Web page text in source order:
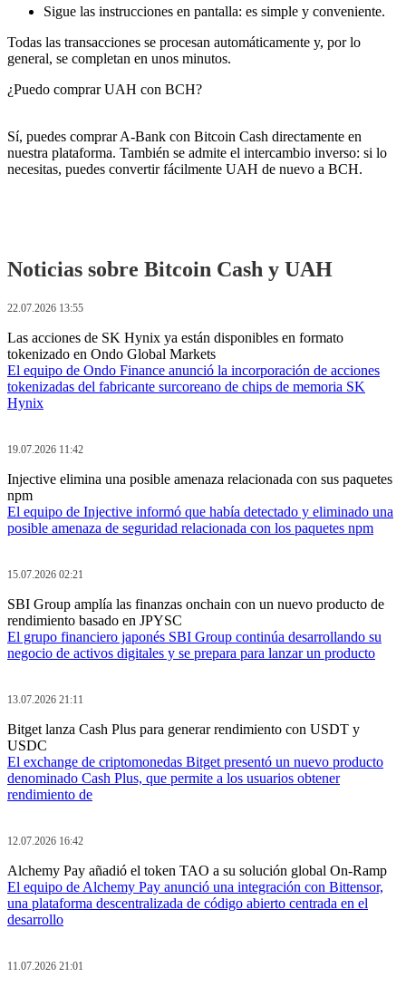
Sigue las instrucciones en pantalla: es simple y conveniente.
Todas las transacciones se procesan automáticamente y, por lo
general, se completan en unos minutos.
¿Puedo comprar UAH con BCH?
Sí, puedes comprar A-Bank con Bitcoin Cash directamente en
nuestra plataforma. También se admite el intercambio inverso: si lo
necesitas, puedes convertir fácilmente UAH de nuevo a BCH.
Noticias sobre Bitcoin Cash y UAH
22.07.2026 13:55
Las acciones de SK Hynix ya están disponibles en formato
tokenizado en Ondo Global Markets
El equipo de Ondo Finance anunció la incorporación de acciones
tokenizadas del fabricante surcoreano de chips de memoria SK
Hynix
19.07.2026 11:42
Injective elimina una posible amenaza relacionada con sus paquetes
npm
El equipo de Injective informó que había detectado y eliminado una
posible amenaza de seguridad relacionada con los paquetes npm
15.07.2026 02:21
SBI Group amplía las finanzas onchain con un nuevo producto de
rendimiento basado en JPYSC
El grupo financiero japonés SBI Group continúa desarrollando su
negocio de activos digitales y se prepara para lanzar un producto
13.07.2026 21:11
Bitget lanza Cash Plus para generar rendimiento con USDT y
USDC
El exchange de criptomonedas Bitget presentó un nuevo producto
denominado Cash Plus, que permite a los usuarios obtener
rendimiento de
12.07.2026 16:42
Alchemy Pay añadió el token TAO a su solución global On-Ramp
El equipo de Alchemy Pay anunció una integración con Bittensor,
una plataforma descentralizada de código abierto centrada en el
desarrollo
11.07.2026 21:01